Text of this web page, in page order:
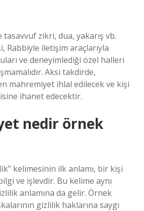
tasavvuf zikri, dua, yakarış vb.
Rabbiyle iletişim araçlarıyla
ve deneyimlediği özel halleri
Aksi takdirde,
mahremiyet ihlal edilecek ve kişi
ihanet edecektir.
nedir örnek
kelimesinin ilk anlamı, bir kişi
ve işlevdir. Bu kelime aynı
anlamına da gelir. Örnek
gizlilik haklarına saygı